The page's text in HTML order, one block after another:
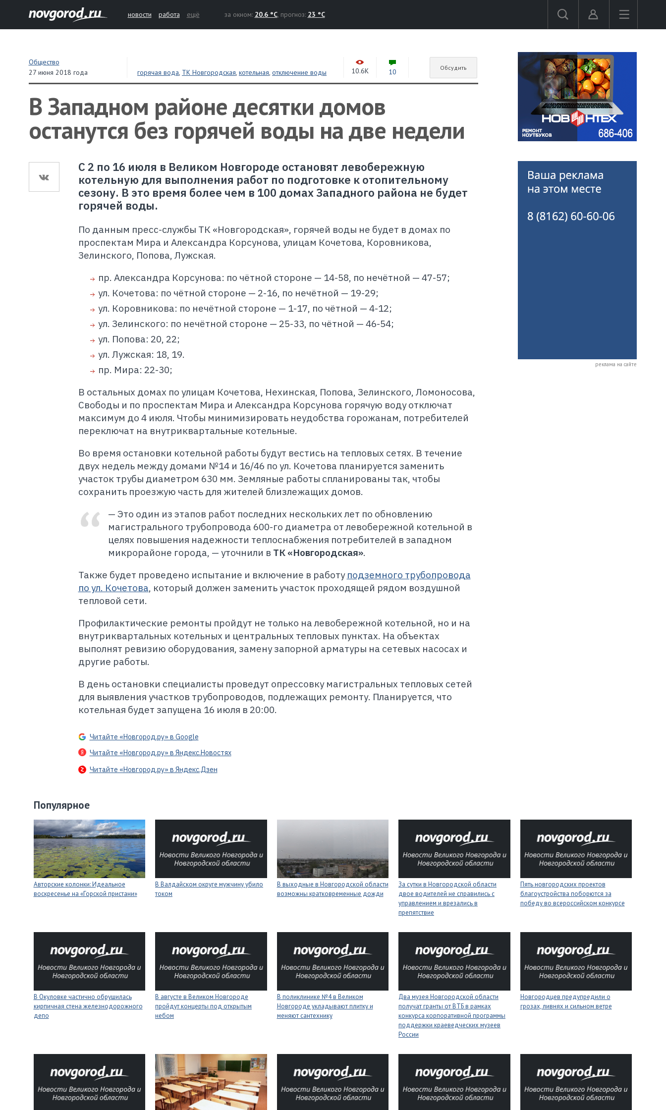
новости работа ещё за окном: 20.6 °C, прогноз: 23 °C
Общество
27 июня 2018 года
горячая вода, ТК Новгородская,котельная,отключение воды 10.6K 10 Обсудить
В Западном районе десятки домов
останутся без горячей воды на две недели
С 2 по 16 июля в Великом Новгороде остановят левобережную
котельную для выполнения работ по подготовке к отопительному
сезону. В это время более чем в 100 домах Западного района не будет
горячей воды.
По данным пресс-службы ТК «Новгородская», горячей воды не будет в домах по
проспектам Мира и Александра Корсунова, улицам Кочетова, Коровникова,
Зелинского, Попова, Лужская.
пр. Александра Корсунова: по чётной стороне — 14-58, по нечётной — 47-57;
ул. Кочетова: по чётной стороне — 2-16, по нечётной — 19-29;
ул. Коровникова: по нечётной стороне — 1-17, по чётной — 4-12;
ул. Зелинского: по нечётной стороне — 25-33, по чётной — 46-54;
ул. Попова: 20, 22;
ул. Лужская: 18, 19.
пр. Мира: 22-30;
В остальных домах по улицам Кочетова, Нехинская, Попова, Зелинского, Ломоносова,
Свободы и по проспектам Мира и Александра Корсунова горячую воду отключат
максимум до 4 июля. Чтобы минимизировать неудобства горожанам, потребителей
переключат на внутриквартальные котельные.
Во время остановки котельной работы будут вестись на тепловых сетях. В течение
двух недель между домами №14 и 16/46 по ул. Кочетова планируется заменить
участок трубы диаметром 630 мм. Земляные работы спланированы так, чтобы
сохранить проезжую часть для жителей близлежащих домов.
— Это один из этапов работ последних нескольких лет по обновлению
магистрального трубопровода 600-го диаметра от левобережной котельной в
целях повышения надежности теплоснабжения потребителей в западном
микрорайоне города, — уточнили в ТК «Новгородская».
Также будет проведено испытание и включение в работу подземного трубопровода
по ул. Кочетова, который должен заменить участок проходящей рядом воздушной
тепловой сети.
Профилактические ремонты пройдут не только на левобережной котельной, но и на
внутриквартальных котельных и центральных тепловых пунктах. На объектах
выполнят ревизию оборудования, замену запорной арматуры на сетевых насосах и
другие работы.
В день остановки специалисты проведут опрессовку магистральных тепловых сетей
для выявления участков трубопроводов, подлежащих ремонту. Планируется, что
котельная будет запущена 16 июля в 20:00.
Читайте «Новгород.ру» в Google
Читайте «Новгород.ру» в Яндекс.Новостях
Читайте «Новгород.ру» в Яндекс.Дзен
реклама на сайте
Популярное
Авторские колонки: Идеальное
воскресенье на «Горской пристани»
В Валдайском округе мужчину убило
током
В выходные в Новгородской области
возможны кратковременные дожди
За сутки в Новгородской области
двое водителей не справились с
управлением и врезались в
препятствие
Пять новгородских проектов
благоустройства поборются за
победу во всероссийском конкурсе
В Окуловке частично обрушилась
кирпичная стена железнодорожного
депо
В августе в Великом Новгороде
пройдут концерты под открытым
небом
В поликлинике №4 в Великом
Новгороде укладывают плитку и
меняют сантехнику
Два музея Новгородской области
получат гранты от ВТБ в рамках
конкурса корпоративной программы
поддержки краеведческих музеев
России
Новгородцев предупредили о
грозах, ливнях и сильном ветре